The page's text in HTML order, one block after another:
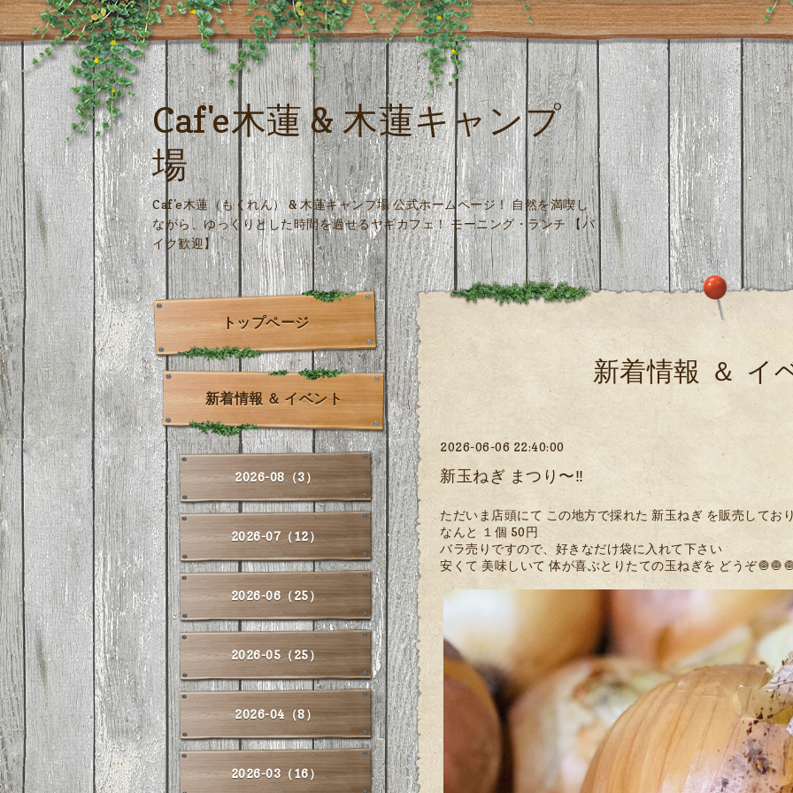
Caf'e木蓮 & 木蓮キャンプ
場
Caf'e木蓮（もくれん） & 木蓮キャンプ場 公式ホームページ！ 自然を満喫し
ながら、ゆっくりとした時間を過せるヤギカフェ！ モーニング・ランチ 【バ
イク歓迎】
新着情報 ＆ イ
2026-06-06 22:40:00
新玉ねぎ まつり〜‼️
ただいま店頭にて この地方で採れた 新玉ねぎ を販売してお
なんと １個 50円
バラ売りですので、好きなだけ袋に入れて下さい
安くて 美味しいて 体が喜ぶとりたての玉ねぎを どうぞ
トップページ
新着情報 ＆ イベント
2026-08（3）
2026-07（12）
2026-06（25）
2026-05（25）
2026-04（8）
2026-03（16）